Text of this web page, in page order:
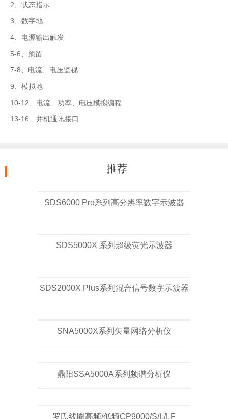
2、状态指示
3、数字地
4、电源输出触发
5-6、预留
7-8、电流、电压监视
9、模拟地
10-12、电流、功率、电压模拟编程
13-16、并机通讯接口
推荐
SDS6000 Pro系列高分辨率数字示波器
SDS5000X 系列超级荧光示波器
SDS2000X Plus系列混合信号数字示波器
SNA5000X系列矢量网络分析仪
鼎阳SSA5000A系列频谱分析仪
罗氏线圈高频/低频CP9000/S/L/LF